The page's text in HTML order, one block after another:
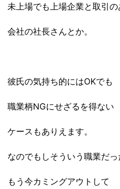
未上場でも上場企業と取引の
会社の社長さんとか。
彼氏の気持ち的にはOKでも
職業柄NGにせざるを得ない
ケースもありえます。
なのでもしそういう職業だっ
もう今カミングアウトして